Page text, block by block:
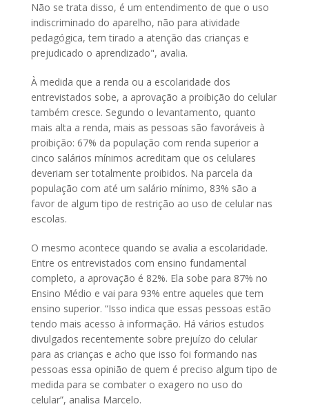
Não se trata disso, é um entendimento de que o uso
indiscriminado do aparelho, não para atividade
pedagógica, tem tirado a atenção das crianças e
prejudicado o aprendizado", avalia.
À medida que a renda ou a escolaridade dos
entrevistados sobe, a aprovação a proibição do celular
também cresce. Segundo o levantamento, quanto
mais alta a renda, mais as pessoas são favoráveis à
proibição: 67% da população com renda superior a
cinco salários mínimos acreditam que os celulares
deveriam ser totalmente proibidos. Na parcela da
população com até um salário mínimo, 83% são a
favor de algum tipo de restrição ao uso de celular nas
escolas.
O mesmo acontece quando se avalia a escolaridade.
Entre os entrevistados com ensino fundamental
completo, a aprovação é 82%. Ela sobe para 87% no
Ensino Médio e vai para 93% entre aqueles que tem
ensino superior. “Isso indica que essas pessoas estão
tendo mais acesso à informação. Há vários estudos
divulgados recentemente sobre prejuízo do celular
para as crianças e acho que isso foi formando nas
pessoas essa opinião de quem é preciso algum tipo de
medida para se combater o exagero no uso do
celular”, analisa Marcelo.